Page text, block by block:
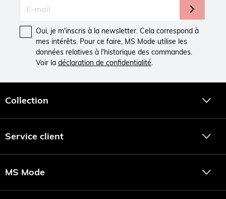
Oui, je m'inscris à la newsletter. Cela correspond à
mes intérêts. Pour ce faire, MS Mode utilise les
données relatives à l'historique des commandes.
Voir la déclaration de confidentialité
Collection
Service client
MS Mode